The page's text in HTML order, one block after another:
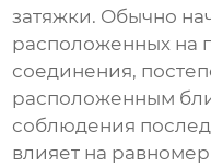
затяжки. Обычно
расположенных на
соединения,
расположенным
соблюдения
влияет на